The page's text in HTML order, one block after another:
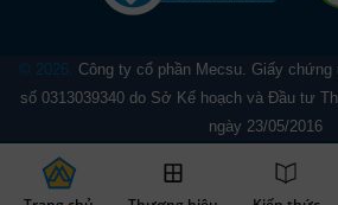
© 2026.
Công ty cổ phần Mecsu. Giấy
số 0313039340 do Sở Kế hoạch và Đầu tư
ngày 23/05/2016